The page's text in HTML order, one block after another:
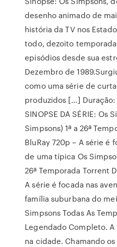
desenho animado de
história da TV nos
todo, dezoito
episódios desde sua
Dezembro de
como uma série de
produzidos […] Duração:
SINOPSE DA SÉRIE: Os
Simpsons) 1ª a 26ª
BluRay 720p – A série é
de uma típica Os
26ª Temporada Torrent
A série é focada nas
família suburbana do
Simpsons Todas As
Legendado Completo.
na cidade. Chamando os